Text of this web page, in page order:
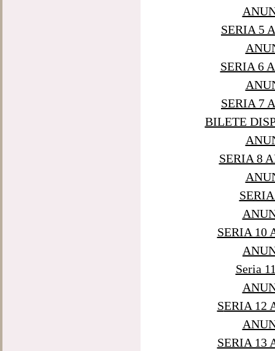
SERIA 5
SERIA 6
SERIA 7
BILETE
SERIA 8
SERIA 10
Seria
SERIA 12
SERIA 13